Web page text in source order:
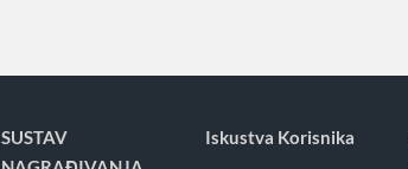
SUSTAV
Iskustva Korisnika